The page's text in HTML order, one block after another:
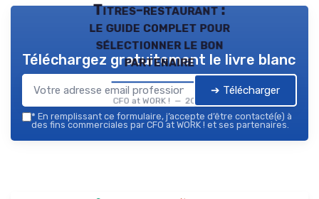
Titres-restaurant :
le guide complet pour
sélectionner le bon
partenaire
CFO at WORK ! — 2026
Téléchargez gratuitement le livre blanc
➔ Télécharger
* En remplissant ce formulaire, j’accepte d’être contacté(e) à
des fins commerciales par CFO at WORK ! et ses partenaires.